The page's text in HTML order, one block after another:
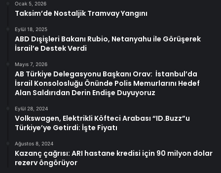
Ocak 5, 2026
Taksim’de Nostaljik Tramvay Yangını
Eylül 18, 2025
ABD Dışişleri Bakanı Rubio, Netanyahu ile Görüşerek
İsrail’e Destek Verdi
Mayıs 7, 2026
AB Türkiye Delegasyonu Başkanı Orav: İstanbul’da
İsrail Konsolosluğu Önünde Polis Memurlarını Hedef
Alan Saldırıdan Derin Endişe Duyuyoruz
Eylül 28, 2024
Volkswagen, Elektrikli Köfteci Arabası “ID.Buzz”u
Türkiye’ye Getirdi: İşte Fiyatı
Ağustos 8, 2024
Kazanç çağrısı: ARI hastane kredisi için 90 milyon dolar
rezerv öngörüyor